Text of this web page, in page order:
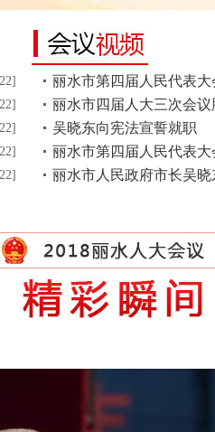
丽水市第四届人民代表
丽水市四届人大三次会议
吴晓东向宪法宣誓就职
丽水市第四届人民代表
丽水市人民政府市长吴